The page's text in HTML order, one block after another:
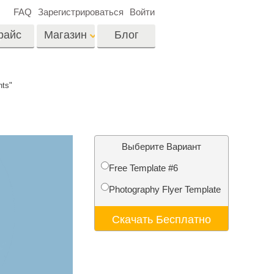
Реставрация
фотографий
Магазин
Видео Оверлейсы
Блог
FAQ Зарегистрироваться Войти
Выберите Вариант
Free Template #6
Photography Flyer Template
Скачать Бесплатно